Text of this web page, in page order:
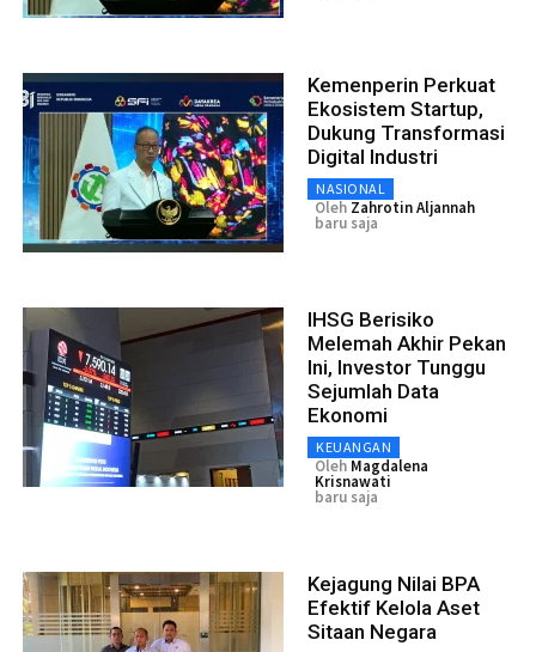
Kemenperin Perkuat
Ekosistem Startup,
Dukung Transformasi
Digital Industri
NASIONAL
Oleh Zahrotin Aljannah
baru saja
IHSG Berisiko
Melemah Akhir Pekan
Ini, Investor Tunggu
Sejumlah Data
Ekonomi
KEUANGAN
Oleh Magdalena
Krisnawati
baru saja
Kejagung Nilai BPA
Efektif Kelola Aset
Sitaan Negara